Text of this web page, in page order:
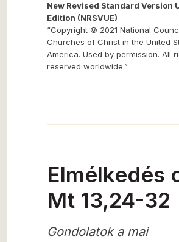
New Revised Standard Version
Edition (NRSVUE)
“Copyright © 2021 National
Churches of Christ in the United
America. Used by permission. All
reserved worldwide.”
Elmélkedés
Mt 13,24-32
Gondolatok a mai